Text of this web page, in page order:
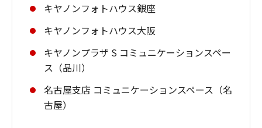
キヤノンフォトハウス銀座
キヤノンフォトハウス大阪
キヤノンプラザ S コミュニケーションスペー
ス（品川）
名古屋支店 コミュニケーションスペース（名
古屋）